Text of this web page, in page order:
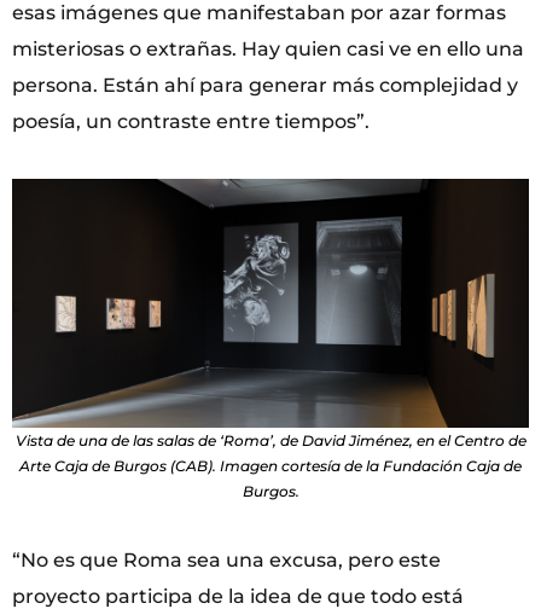
esas imágenes que manifestaban por azar formas
misteriosas o extrañas. Hay quien casi ve en ello una
persona. Están ahí para generar más complejidad y
poesía, un contraste entre tiempos”.
Vista de una de las salas de ‘Roma’, de David Jiménez, en el Centro de
Arte Caja de Burgos (CAB). Imagen cortesía de la Fundación Caja de
Burgos.
“No es que Roma sea una excusa, pero este
proyecto participa de la idea de que todo está